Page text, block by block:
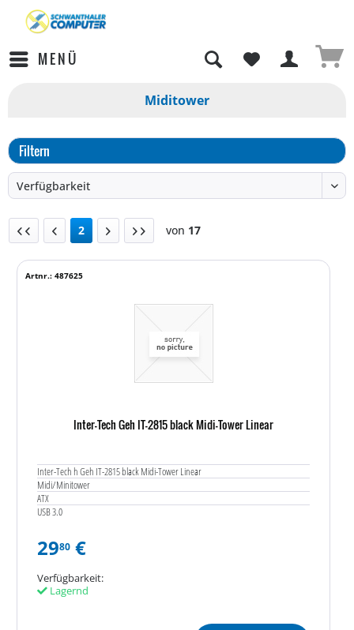
MENÜ
Miditower
Filtern
2 von 17
Inter-Tech Geh IT-2815 black Midi-Tower Linear
Inter-Tech h Geh IT-2815 black Midi-Tower Linear
Midi/Minitower
ATX
USB 3.0
Artnr.: 487625
2980 €
Verfügbarkeit:
Lagernd